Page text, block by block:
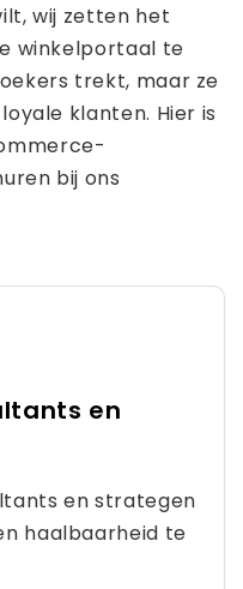
wij zetten het
winkelportaal te
trekt, maar ze
klanten. Hier is
bij ons
en
en strategen
haalbaarheid te